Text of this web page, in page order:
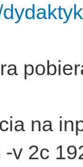
na
v 2c